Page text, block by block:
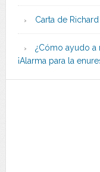
Carta de
¿Cómo ayudo a
¡Alarma para la